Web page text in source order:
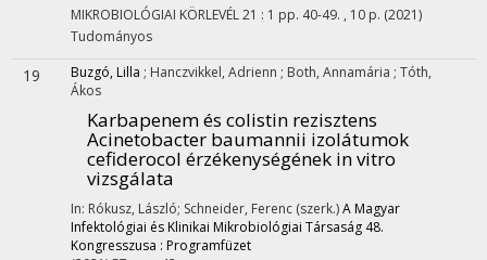
MIKROBIOLÓGIAI KÖRLEVÉL21 : 1 pp. 40-49. , 10 p. (2021)
Tudományos
19 Buzgó, Lilla ; Hanczvikkel, Adrienn ; Both, Annamária ; Tóth,
Ákos
Karbapenem és colistin rezisztens
Acinetobacter baumannii izolátumok
cefiderocol érzékenységének in vitro
vizsgálata
In: Rókusz, László; Schneider, Ferenc (szerk.)A Magyar
Infektológiai és Klinikai Mikrobiológiai Társaság 48.
Kongresszusa : Programfüzet